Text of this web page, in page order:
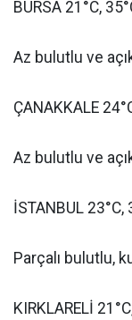
BURSA 21°C,
Az bulutlu ve
ÇANAKKALE
Az bulutlu ve
İSTANBUL 23°C,
Parçalı bulutlu,
KIRKLARELİ